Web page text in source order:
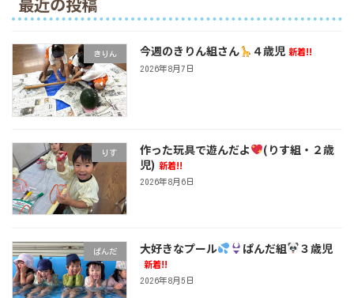
きりん 今週のきりん組さん ４歳児 新着!!
2026年8月7日
りす 作った玩具で遊んだよ
(りす組・２歳
児) 新着!!
2026年8月6日
ぱんだ 大好きなプール ぱんだ組 ３歳児
新着!!
2026年8月5日